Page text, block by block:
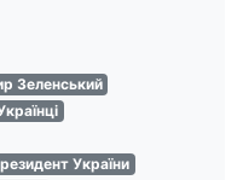
Зеленський
України